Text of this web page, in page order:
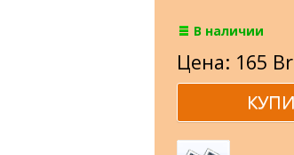
В наличии
Цена: 165 Br